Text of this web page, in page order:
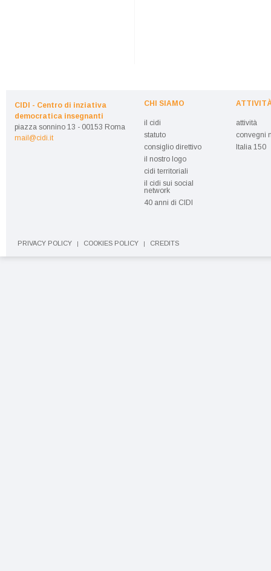
CIDI - Centro di inziativa
democratica insegnanti
piazza sonnino 13 - 00153 Roma
mail@cidi.it
CHI SIAMO
il cidi
statuto
consiglio direttivo
il nostro logo
cidi territoriali
il cidi sui social
network
40 anni di CIDI
attività
convegni
Italia 150
PRIVACY POLICY COOKIES POLICY CREDITS